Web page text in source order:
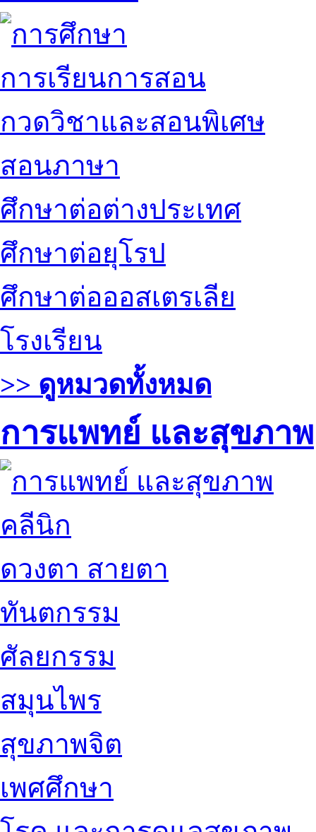
การเรียนการสอน
กวดวิชาและสอนพิเศษ
สอนภาษา
ศึกษาต่อต่างประเทศ
ศึกษาต่อยุโรป
ศึกษาต่อออสเตรเลีย
โรงเรียน
>> ดูหมวดทั้งหมด
การแพทย์ และสุขภาพ
คลีนิก
ดวงตา สายตา
ทันตกรรม
ศัลยกรรม
สมุนไพร
สุขภาพจิต
เพศศึกษา